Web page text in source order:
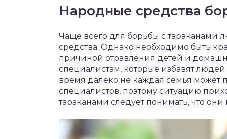
Народные средства
Чаще всего для борьбы с тараканами
средства. Однако необходимо быть
причиной отравления детей и
специалистам, которые избавят
время далеко не каждая семья может
специалистов, поэтому ситуацию
тараканами следует понимать, что они